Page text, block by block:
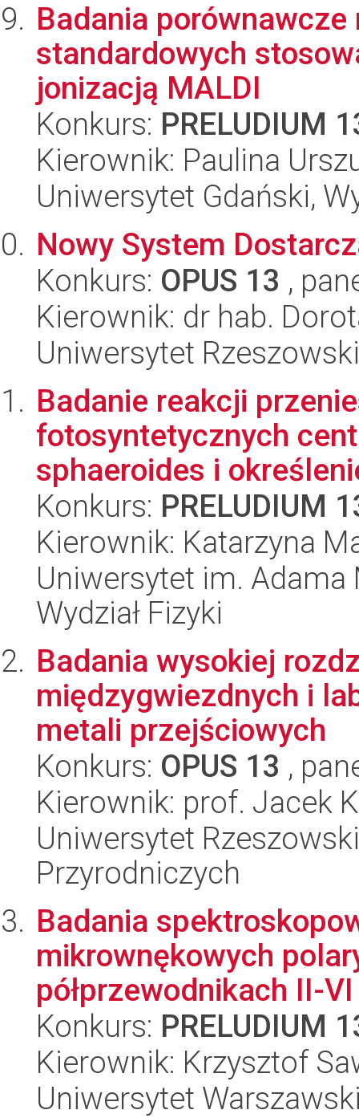
Badania
standardowych
jonizacją MALDI
Konkurs: PRELUDIUM
Kierownik: Paulina
Uniwersytet Gdański,
Nowy System
Konkurs: OPUS 13 ,
Kierownik: dr hab.
Uniwersytet
Badanie reakcji
fotosyntetycznych
sphaeroides i
Konkurs: PRELUDIUM
Kierownik: Katarzyna
Uniwersytet im.
Wydział Fizyki
Badania wysokiej
międzygwiezdnych i
metali przejściowych
Konkurs: OPUS 13 ,
Kierownik: prof. Jacek
Uniwersytet
Przyrodniczych
Badania
mikrownękowych
półprzewodnikach II-VI
Konkurs: PRELUDIUM
Kierownik: Krzysztof
Uniwersytet